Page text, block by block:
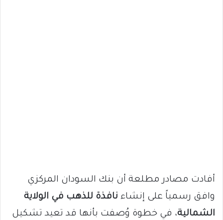
أفادت مصادر مطلعة أن بنك السودان المركزي
وافق رسمياً على إنشاء نافذة للذهب في الولاية
الشمالية، في خطوة وُصفت بأنها قد تعيد تشكيل